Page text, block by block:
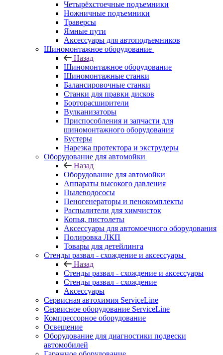
Четырёхстоечные подъемники
Ножничные подъемники
Траверсы
Ямные пути
Аксессуары для автоподъемников
Шиномонтажное оборудование
Назад
Шиномонтажное оборудование
Шиномонтажные станки
Балансировочные станки
Станки для правки дисков
Борторасширители
Вулканизаторы
Приспособления и запчасти для
шиномонтажного оборудования
Бустеры
Нарезка протектора и экструдеры
Оборудование для автомойки
Назад
Оборудование для автомойки
Аппараты высокого давления
Пылеводососы
Пеногенераторы и пенокомплекты
Распылители для химчисток
Копья, пистолеты
Аксессуары для автомоечного оборудования
Полировка ЛКП
Товары для детейлинга
Стенды развал - схождение и аксессуары
Назад
Стенды развал - схождение и аксессуары
Стенды развал - схождение
Аксессуары
Сервисная автохимия ServiceLine
Сервисное оборудование ServiceLine
Компрессорное оборудование
Освещение
Оборудование для диагностики подвески
автомобилей